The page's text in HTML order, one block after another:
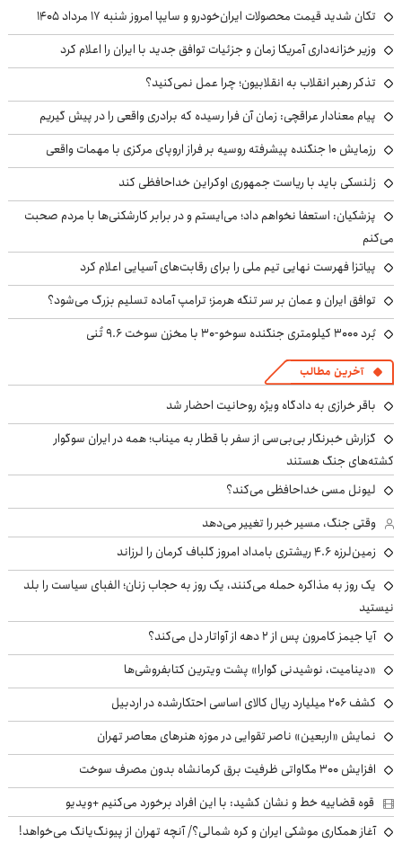
تکان شدید قیمت محصولات ایران‌خودرو و سایپا امروز شنبه ۱۷ مرداد ۱۴۰۵
وزیر خزانه‌داری آمریکا زمان و جزئیات توافق جدید با ایران را اعلام کرد
تذکر رهبر انقلاب به انقلابیون؛ چرا عمل نمی‌کنید؟
پیام معنادار عراقچی: زمان آن فرا رسیده که برادری واقعی را در پیش گیریم
رزمایش ۱۰ جنگنده پیشرفته روسیه بر فراز اروپای مرکزی با مهمات واقعی
زلنسکی باید با ریاست جمهوری اوکراین خداحافظی کند
پزشکیان: استعفا نخواهم داد؛ می‌ایستم و در برابر کارشکنی‌ها با مردم صحبت
می‌کنم
پیاتزا فهرست نهایی تیم ملی را برای رقابت‌های آسیایی اعلام کرد
توافق ایران و عمان بر سر تنگه هرمز؛ ترامپ آماده تسلیم بزرگ می‌شود؟
بُرد ۳۰۰۰ کیلومتری جنگنده سوخو-۳۰ با مخزن سوخت ۹.۶ تُنی
آخرین مطالب
باقر خرازی به دادگاه ویژه روحانیت احضار شد
گزارش خبرنگار بی‌بی‌سی از سفر با قطار به میناب؛ همه در ایران سوگوار
کشته‌های جنگ هستند
لیونل مسی خداحافظی می‌کند؟
وقتی جنگ، مسیر خبر را تغییر می‌دهد
زمین‌لرزه ۴.۶ ریشتری بامداد امروز گلباف کرمان را لرزاند
یک روز به مذاکره حمله می‌کنند، یک روز به حجاب زنان؛ الفبای سیاست را بلد
نیستید
آیا جیمز کامرون پس از ۲ دهه از آواتار دل می‌کند؟
«دینامیت، نوشیدنی گوارا» پشت ویترین کتابفروشی‌ها
کشف ۲۰۶ میلیارد ریال کالای اساسی احتکارشده در اردبیل
نمایش «اربعین» ناصر تقوایی در موزه هنرهای معاصر تهران
افزایش ۳۰۰ مگاواتی ظرفیت برق کرمانشاه بدون مصرف سوخت
قوه قضاییه خط و نشان کشید: با این افراد برخورد می‌کنیم +ویدیو
آغاز همکاری موشکی ایران و کره شمالی؟/ آنچه تهران از پیونگ‌یانگ می‌خواهد!